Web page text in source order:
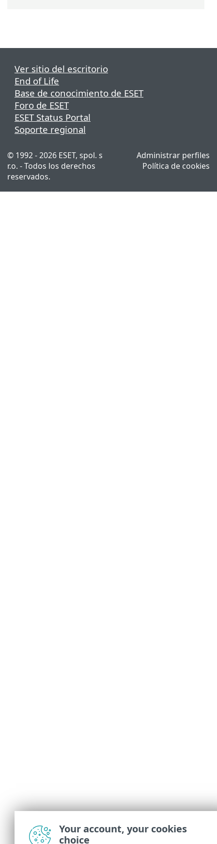
Ver sitio del escritorio
End of Life
Base de conocimiento de ESET
Foro de ESET
ESET Status Portal
Soporte regional
© 1992 - 2026 ESET, spol. s
r.o. - Todos los derechos
reservados.
Administrar perfiles
Política de cookies
Your account, your cookies
choice